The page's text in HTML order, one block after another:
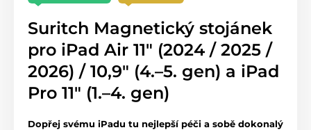
Suritch Magnetický stojánek
pro iPad Air 11″ (2024 / 2025 /
2026) / 10,9″ (4.–5. gen) a iPad
Pro 11″ (1.–4. gen)
Dopřej svému iPadu tu nejlepší péči a sobě dokonalý